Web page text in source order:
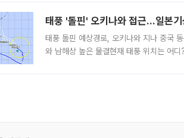
태풍 '돌핀' 오키나와 접근…일본기
태풍 돌핀 예상경로, 오키나와 지나 중국
와 남해상 높은 물결현재 태풍 위치는 어디